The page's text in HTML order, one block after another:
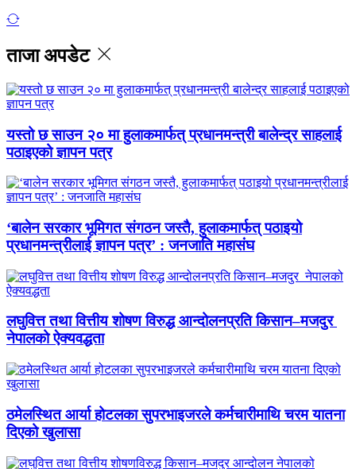
ताजा अपडेट
यस्तो छ साउन २० मा हुलाकमार्फत् प्रधानमन्त्री बालेन्द्र साहलाई
पठाइएको ज्ञापन पत्र
‘बालेन सरकार भूमिगत संगठन जस्तै, हुलाकमार्फत् पठाइयो
प्रधानमन्त्रीलाई ज्ञापन पत्र’ : जनजाति महासंघ
लघुवित्त तथा वित्तीय शोषण विरुद्ध आन्दोलनप्रति किसान–मजदुर
नेपालको ऐक्यवद्धता
ठमेलस्थित आर्या होटलका सुपरभाइजरले कर्मचारीमाथि चरम यातना
दिएको खुलासा